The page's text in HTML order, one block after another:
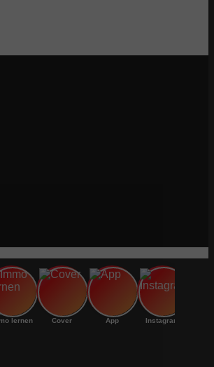
lernen Cover App Instagram